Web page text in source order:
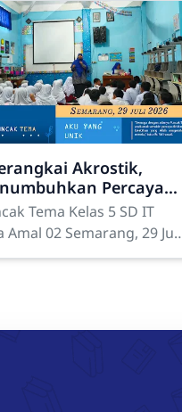
Akrostik,
Percaya
Tema Kelas 5 SD IT
Amal 02 Semarang, 29 Juli
– Kelas 5 SD IT Bina Amal